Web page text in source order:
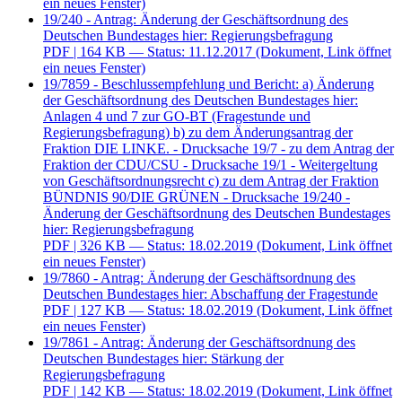
ein neues Fenster)
19/240 - Antrag: Änderung der Geschäftsordnung des
Deutschen Bundestages hier: Regierungsbefragung
PDF | 164 KB — Status: 11.12.2017 (Dokument, Link öffnet
ein neues Fenster)
19/7859 - Beschlussempfehlung und Bericht: a) Änderung
der Geschäftsordnung des Deutschen Bundestages hier:
Anlagen 4 und 7 zur GO-BT (Fragestunde und
Regierungsbefragung) b) zu dem Änderungsantrag der
Fraktion DIE LINKE. - Drucksache 19/7 - zu dem Antrag der
Fraktion der CDU/CSU - Drucksache 19/1 - Weitergeltung
von Geschäftsordnungsrecht c) zu dem Antrag der Fraktion
BÜNDNIS 90/DIE GRÜNEN - Drucksache 19/240 -
Änderung der Geschäftsordnung des Deutschen Bundestages
hier: Regierungsbefragung
PDF | 326 KB — Status: 18.02.2019 (Dokument, Link öffnet
ein neues Fenster)
19/7860 - Antrag: Änderung der Geschäftsordnung des
Deutschen Bundestages hier: Abschaffung der Fragestunde
PDF | 127 KB — Status: 18.02.2019 (Dokument, Link öffnet
ein neues Fenster)
19/7861 - Antrag: Änderung der Geschäftsordnung des
Deutschen Bundestages hier: Stärkung der
Regierungsbefragung
PDF | 142 KB — Status: 18.02.2019 (Dokument, Link öffnet